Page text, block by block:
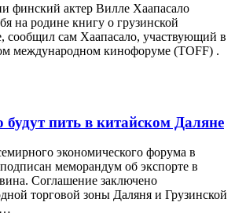
финский актер Вилле Хаапасало
на родине книгу о грузинской
сообщил сам Хаапасало, участвующий в
международном кинофоруме (TOFF) .
будут пить в китайском Даляне
экономического форума в
меморандум об экспорте в
Соглашение заключено
торговой зоны Даляня и Грузинской
…